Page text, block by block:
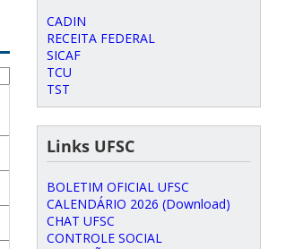
CADIN
RECEITA FEDERAL
SICAF
TCU
TST
Links UFSC
BOLETIM OFICIAL UFSC
CALENDÁRIO 2026 (Download)
CHAT UFSC
CONTROLE SOCIAL